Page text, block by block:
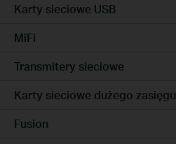
Karty sieciowe USB
MiFi
Transmitery sieciowe
Karty sieciowe dużego zasięgu
Fusion